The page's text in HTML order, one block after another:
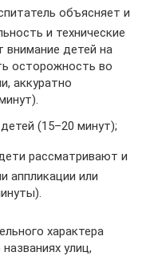
объясняет и
и технические
детей на
осторожность во
аккуратно
(15–20 минут);
рассматривают и
аппликации или
характера
улиц,